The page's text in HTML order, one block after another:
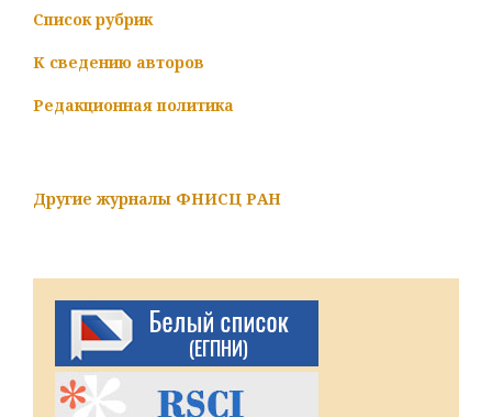
Список рубрик
К сведению авторов
Редакционная политика
Другие журналы ФНИСЦ РАН